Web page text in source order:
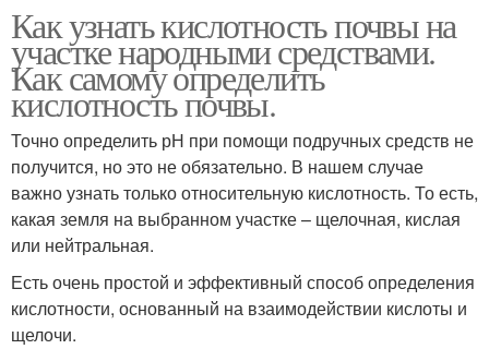
Как узнать кислотность почвы на
участке народными средствами.
Как самому определить
кислотность почвы.
Точно определить рН при помощи подручных средств не
получится, но это не обязательно. В нашем случае
важно узнать только относительную кислотность. То есть,
какая земля на выбранном участке – щелочная, кислая
или нейтральная.
Есть очень простой и эффективный способ определения
кислотности, основанный на взаимодействии кислоты и
щелочи.